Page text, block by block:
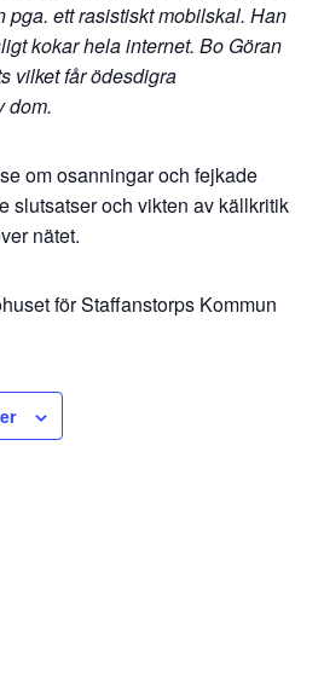
pga. ett rasistiskt mobilskal. Han
kokar hela internet. Bo Göran
vilket får ödesdigra
dom.
om osanningar och fejkade
slutsatser och vikten av källkritik
nätet.
för Staffanstorps Kommun